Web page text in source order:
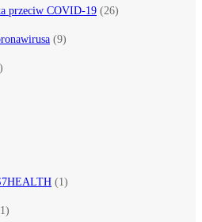
przeciw COVID-19 (26)
(9)
(1)